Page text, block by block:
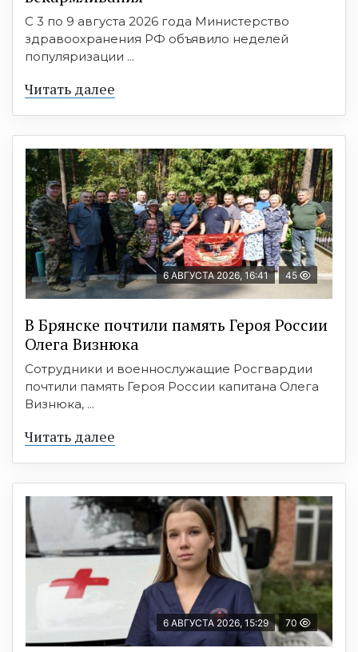
С 3 по 9 августа 2026 года Министерство
здравоохранения РФ объявило неделей
популяризации ...
Читать далее
6 АВГУСТА 2026, 16:41 45
В Брянске почтили память Героя России
Олега Визнюка
Сотрудники и военнослужащие Росгвардии
почтили память Героя России капитана Олега
Визнюка, ...
Читать далее
6 АВГУСТА 2026, 15:29 70